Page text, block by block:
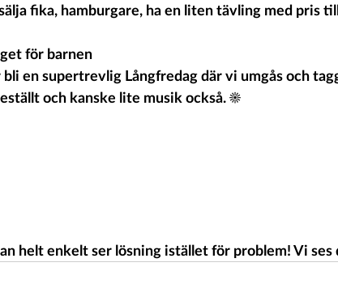
fika, hamburgare, ha en liten tävling med pris
för barnen
en supertrevlig Långfredag där vi umgås och
och kanske lite musik också. ☀️
helt enkelt ser lösning istället för problem! Vi